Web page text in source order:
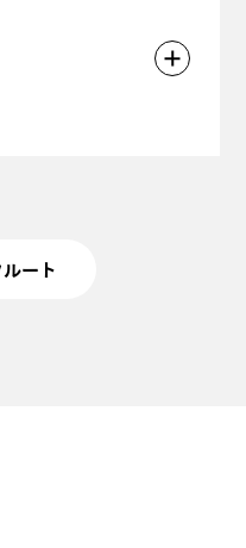
世界で、デザインの
と世界へ広がってい
ート